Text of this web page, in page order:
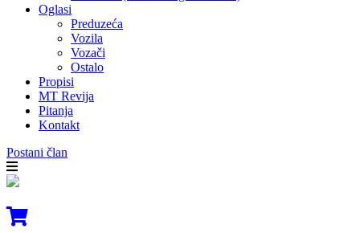
Oglasi
Preduzeća
Vozila
Vozači
Ostalo
Propisi
MT Revija
Pitanja
Kontakt
Postani član